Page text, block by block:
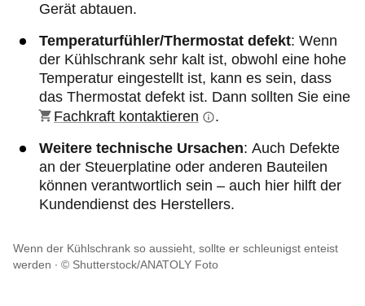
Gerät abtauen.
Temperaturfühler/Thermostat defekt: Wenn
der Kühlschrank sehr kalt ist, obwohl eine hohe
Temperatur eingestellt ist, kann es sein, dass
das Thermostat defekt ist. Dann sollten Sie eine
Fachkraft kontaktieren
.
Weitere technische Ursachen: Auch Defekte
an der Steuerplatine oder anderen Bauteilen
können verantwortlich sein – auch hier hilft der
Kundendienst des Herstellers.
Wenn der Kühlschrank so aussieht, sollte er schleunigst enteist
werden
© Shutterstock/ANATOLY Foto